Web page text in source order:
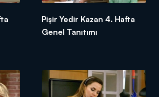
Pişir Yedir Kazan 4. Hafta
Genel Tanıtımı